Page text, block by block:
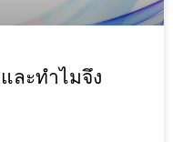
ละทำไมจึง